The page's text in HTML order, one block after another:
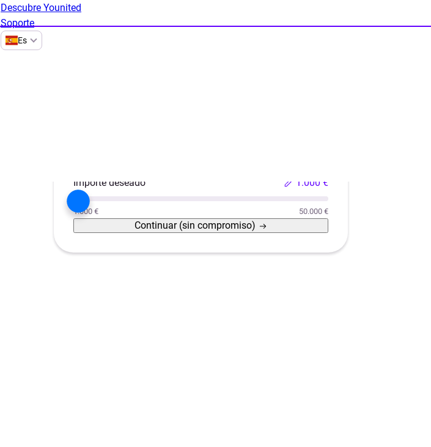
Descubre Younited
Soporte
Es
Importe deseado
1.000 €
1.000 € 50.000 €
Continuar (sin compromiso)